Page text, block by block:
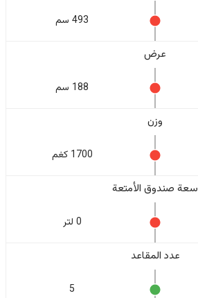
493 سم
عرض
188 سم
وزن
1700 كغم
سعة صندوق الأمتعة
0 لتر
عدد المقاعد
5